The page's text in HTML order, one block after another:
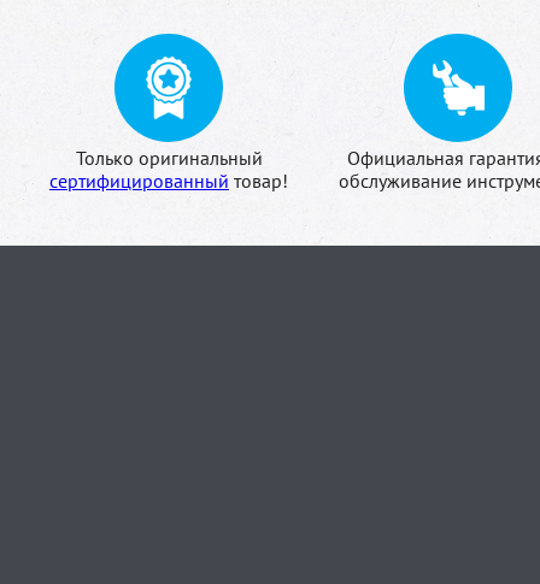
Только оригинальный
сертифицированный товар!
Официальная
обслуживание